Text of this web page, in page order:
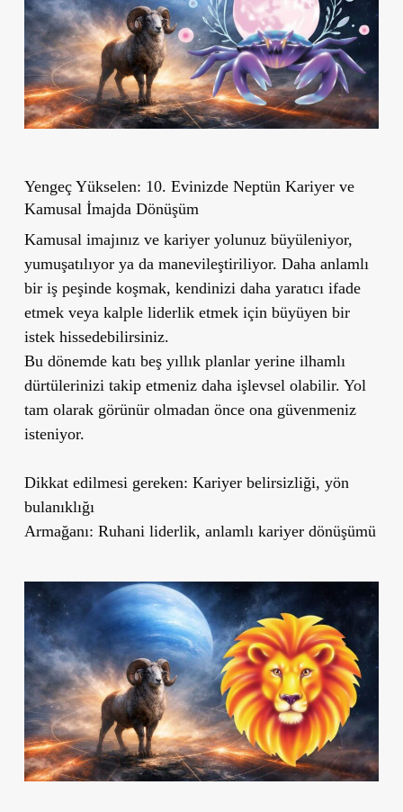
Yengeç Yükselen: 10. Evinizde Neptün Kariyer ve
Kamusal İmajda Dönüşüm
Kamusal imajınız ve kariyer yolunuz büyüleniyor,
yumuşatılıyor ya da manevileştiriliyor. Daha anlamlı
bir iş peşinde koşmak, kendinizi daha yaratıcı ifade
etmek veya kalple liderlik etmek için büyüyen bir
istek hissedebilirsiniz.
Bu dönemde katı beş yıllık planlar yerine ilhamlı
dürtülerinizi takip etmeniz daha işlevsel olabilir. Yol
tam olarak görünür olmadan önce ona güvenmeniz
isteniyor.
Dikkat edilmesi gereken: Kariyer belirsizliği, yön
bulanıklığı
Armağanı: Ruhani liderlik, anlamlı kariyer dönüşümü